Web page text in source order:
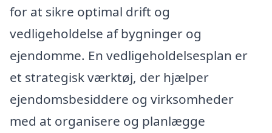
for at sikre optimal drift og
vedligeholdelse af bygninger og
ejendomme. En vedligeholdelsesplan er
et strategisk værktøj, der hjælper
ejendomsbesiddere og virksomheder
med at organisere og planlægge